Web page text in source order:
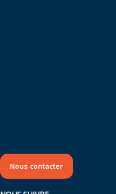
Nous contacter